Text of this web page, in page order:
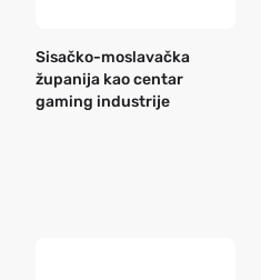
Sisačko-moslavačka
županija kao centar
gaming industrije